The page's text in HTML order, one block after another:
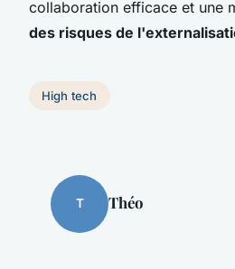
collaboration efficace et une
des risques de
High tech
T Théo